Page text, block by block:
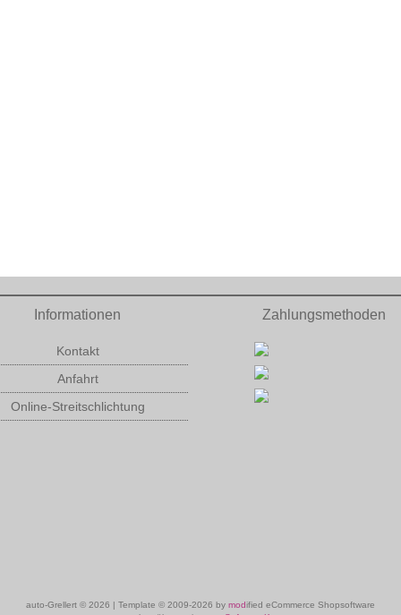
Informationen
Kontakt
Anfahrt
Online-Streitschlichtung
Zahlungsmethoden
auto-Grellert © 2026 | Template © 2009-2026 by modified eCommerce Shopsoftware